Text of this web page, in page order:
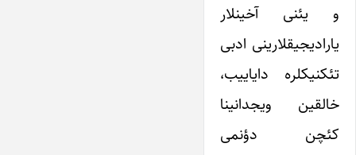
و یئنی آخینلار
یارادیجیقلارینی ادبی
تئکنیکلره دایاییب،
خالقین ویجدانینا
کئچن دؤنمی